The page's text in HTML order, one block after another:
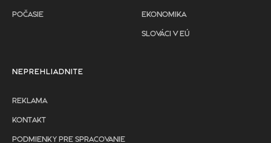
POČASIE EKONOMIKA
SLOVÁCI V EÚ
NEPREHLIADNITE
REKLAMA
KONTAKT
PODMIENKY PRE SPRACOVANIE